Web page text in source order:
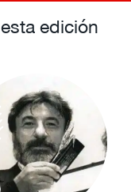
edición